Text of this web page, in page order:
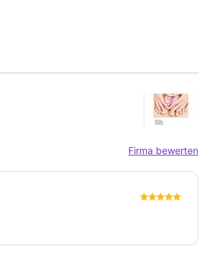
Firma bewerten